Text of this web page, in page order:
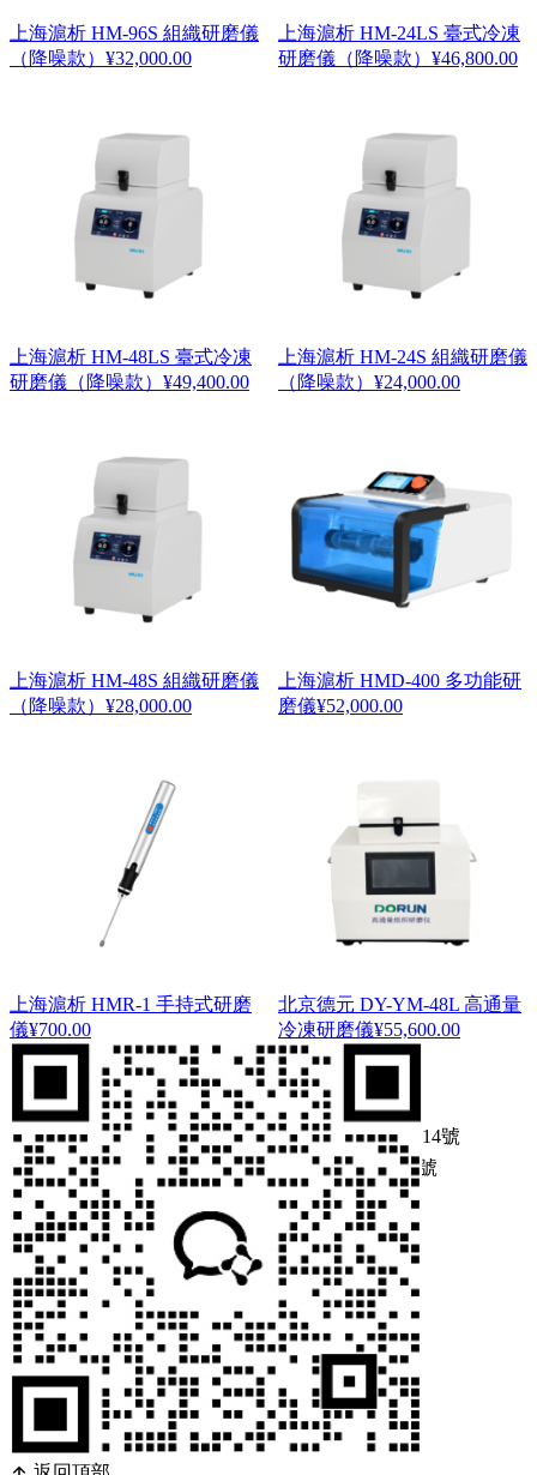
上海滬析 HM-96S 組織研磨儀
（降噪款） ¥32,000.00
上海滬析 HM-24LS 臺式冷凍
研磨儀（降噪款） ¥46,800.00
上海滬析 HM-48LS 臺式冷凍
研磨儀（降噪款） ¥49,400.00
上海滬析 HM-24S 組織研磨儀
（降噪款） ¥24,000.00
上海滬析 HM-48S 組織研磨儀
（降噪款） ¥28,000.00
上海滬析 HMD-400 多功能研
磨儀¥52,000.00
上海滬析 HMR-1 手持式研磨
儀¥700.00
北京德元 DY-YM-48L 高通量
冷凍研磨儀¥55,600.00
1 / 2 1 2
Copyright ? 2025 版權所有浙ICP備09083614號
浙公網(wǎng)安備 33010502001417號
在線(xiàn)詢(xún)價(jià)
微信詢(xún)價(jià)